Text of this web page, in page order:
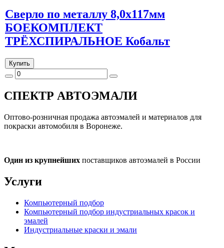
Сверло по металлу 8,0х117мм
БОЕКОМПЛЕКТ
ТРЁХСПИРАЛЬНОЕ Кобальт
Купить
СПЕКТР АВТОЭМАЛИ
Оптово-розничная продажа автоэмалей и материалов для
покраски автомобиля в Воронеже.
Один из крупнейших поставщиков автоэмалей в России
Услуги
Компьютерный подбор
Компьютерный подбор индустриальных красок и
эмалей
Индустриальные краски и эмали